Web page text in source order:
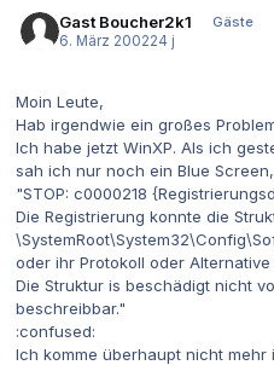
Gast Boucher2k1
Gäste
6. März 200224 j
Moin Leute,
Hab irgendwie ein großes
Ich habe jetzt WinXP. Als ich
sah ich nur noch ein Blue
"STOP: c0000218
Die Registrierung konnte die
oder ihr Protokoll oder
Die Struktur is beschädigt nicht
beschreibbar."
:confused:
Ich komme überhaupt nicht mehr